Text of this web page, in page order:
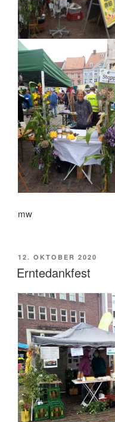
mw
VERÖFFENTLICHT
AM
12. OKTOBER 2020
Erntedankfest